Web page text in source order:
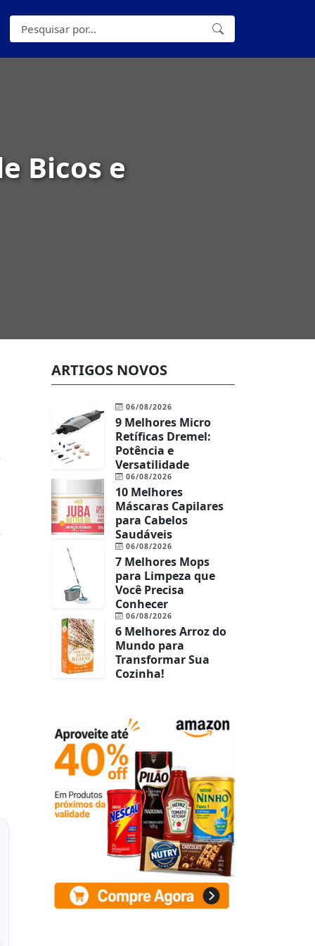
Bicos e
ARTIGOS NOVOS
06/08/2026
9 Melhores Micro
Retíficas Dremel:
Potência e
Versatilidade
06/08/2026
10 Melhores
Máscaras Capilares
para Cabelos
Saudáveis
06/08/2026
7 Melhores Mops
para Limpeza que
Você Precisa
Conhecer
06/08/2026
6 Melhores Arroz do
Mundo para
Transformar Sua
Cozinha!